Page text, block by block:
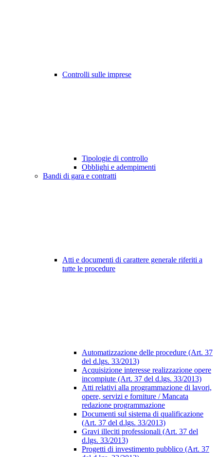
Controlli sulle imprese
Tipologie di controllo
Obblighi e adempimenti
Bandi di gara e contratti
Atti e documenti di carattere generale riferiti a
tutte le procedure
Automatizzazione delle procedure (Art. 37
del d.lgs. 33/2013)
Acquisizione interesse realizzazione opere
incompiute (Art. 37 del d.lgs. 33/2013)
Atti relativi alla programmazione di lavori,
opere, servizi e forniture / Mancata
redazione programmazione
Documenti sul sistema di qualificazione
(Art. 37 del d.lgs. 33/2013)
Gravi illeciti professionali (Art. 37 del
d.lgs. 33/2013)
Progetti di investimento pubblico (Art. 37